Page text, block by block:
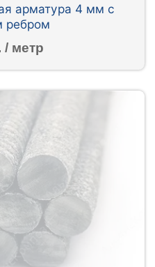
арматура 4 мм с
ребром
/ метр